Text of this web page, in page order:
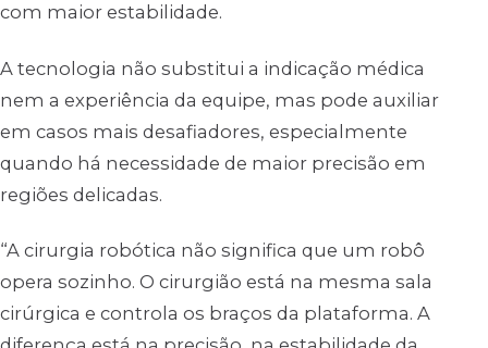
com maior estabilidade.
A tecnologia não substitui a indicação médica
nem a experiência da equipe, mas pode auxiliar
em casos mais desafiadores, especialmente
quando há necessidade de maior precisão em
regiões delicadas.
“A cirurgia robótica não significa que um robô
opera sozinho. O cirurgião está na mesma sala
cirúrgica e controla os braços da plataforma. A